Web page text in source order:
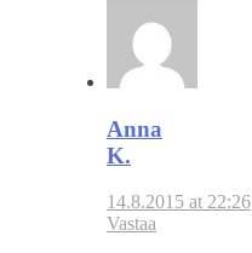
Anna
K.
14.8.2015 at 22:26
Vastaa